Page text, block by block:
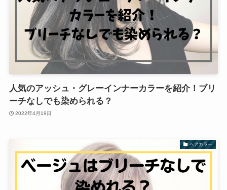
人気のアッシュ・グレーインナーカラーを紹介！ブリ
ーチなしでも染められる？
2022年4月19日
ヘアカラー